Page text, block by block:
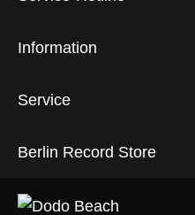
Information
Service
Berlin Record Store